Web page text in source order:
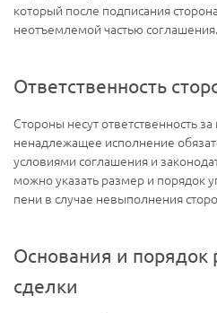
который после подписания
неотъемлемой частью соглашения.
Ответственность
Стороны несут ответственность
ненадлежащее исполнение
условиями соглашения и
можно указать размер и порядок
пени в случае невыполнения
Основания и порядок
сделки